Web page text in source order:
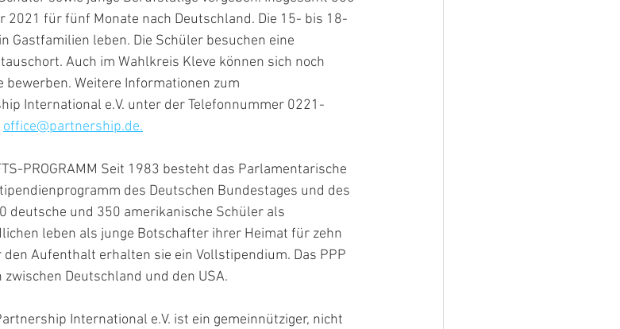
2021 für fünf Monate nach Deutschland. Die 15- bis 18-
Gastfamilien leben. Die Schüler besuchen eine
Auch im Wahlkreis Kleve können sich noch
Weitere Informationen zum
International e.V. unter der Telefonnummer 0221-
office@partnership.de.
PROGRAMM Seit 1983 besteht das Parlamentarische
des Deutschen Bundestages und des
deutsche und 350 amerikanische Schüler als
leben als junge Botschafter ihrer Heimat für zehn
Aufenthalt erhalten sie ein Vollstipendium. Das PPP
Deutschland und den USA.
Partnership International e.V. ist ein gemeinnütziger, nicht